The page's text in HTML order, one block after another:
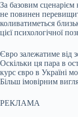
За базовим
не повинен
коливатиметься
цієї психологічної
Євро залежатиме від
Оскільки ця пара в
курс євро в Україні
Більш імовірним
РЕКЛАМА